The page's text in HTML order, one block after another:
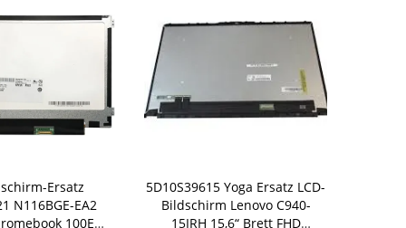
Ersatz
N116BGE-EA2
100E
5D10S39615 Yoga Ersatz LCD-
Bildschirm Lenovo C940-
15IRH 15,6“ Brett FHD